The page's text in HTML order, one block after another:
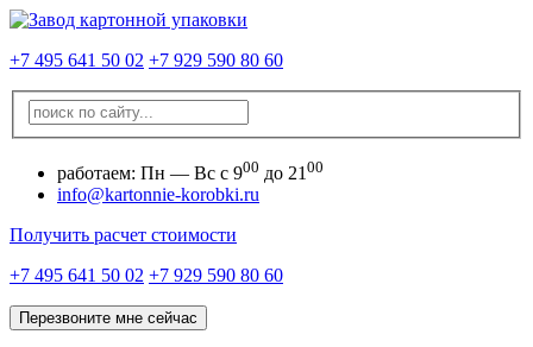
+7 495 641 50 02 +7 929 590 80 60
работаем: Пн — Вс с 900 до 21 00
info@kartonnie-korobki.ru
Получить расчет стоимости
+7 495 641 50 02 +7 929 590 80 60
Перезвоните мне сейчас